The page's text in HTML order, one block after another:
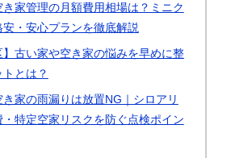
き家管理の月額費用相場は？ミニク
安・安心プランを徹底解説
】古い家や空き家の悩みを早めに整
とは？
き家の雨漏りは放置NG｜シロアリ
特定空家リスクを防ぐ点検ポイン